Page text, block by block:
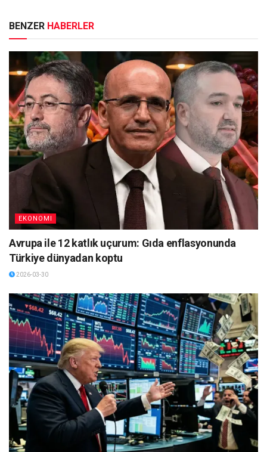
BENZER HABERLER
EKONOMI
Avrupa ile 12 katlık uçurum: Gıda enflasyonunda
Türkiye dünyadan koptu
2026-03-30